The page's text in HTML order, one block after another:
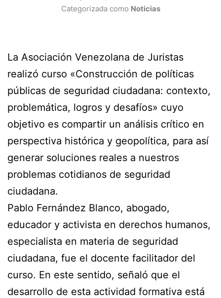
Categorizada como Noticias
La Asociación Venezolana de Juristas
realizó curso «Construcción de políticas
públicas de seguridad ciudadana: contexto,
problemática, logros y desafíos» cuyo
objetivo es compartir un análisis crítico en
perspectiva histórica y geopolítica, para así
generar soluciones reales a nuestros
problemas cotidianos de seguridad
ciudadana.
Pablo Fernández Blanco, abogado,
educador y activista en derechos humanos,
especialista en materia de seguridad
ciudadana, fue el docente facilitador del
curso. En este sentido, señaló que el
desarrollo de esta actividad formativa está